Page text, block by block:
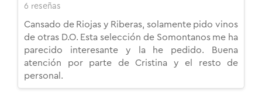
6 reseñas
Cansado de Riojas y Riberas, solamente pido vinos
de otras D.O. Esta selección de Somontanos me ha
parecido interesante y la he pedido. Buena
atención por parte de Cristina y el resto de
personal.